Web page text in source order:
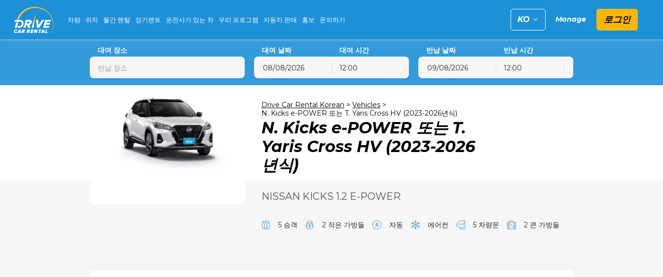
차량 위치 월간 렌탈 장기렌트 운전사가 있는 차 우리 프로그램 자동차 판매 홍보 문의하기 KO Manage 로그인
대여 장소
반납 장소
대여 날짜
27 30 31 1 2
3 8 9
10
17 21 22 23
24 27 28 29
대여 시간
12:00
반납 날짜
27 28 29 30 31
3 4 5 6 7 8
14
17 18 19 20 21 22
반납 시간
12:00
Drive Car Rental Korean > Vehicles >
N. Kicks e-POWER 또는 T. Yaris Cross HV (2023-2026년식)
N. Kicks e-POWER 또는 T.
Yaris Cross HV (2023-2026
년식)
NISSAN KICKS 1.2 E-POWER
5 승객 2 작은 가방들 자동 에어컨 5 차량문 2 큰 가방들